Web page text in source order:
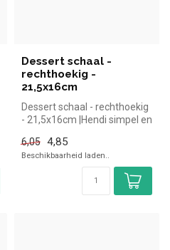
Dessert schaal -
rechthoekig -
21,5x16cm
Dessert schaal - rechthoekig
- 21,5x16cm |Hendi simpel en
6,05 4,85
Beschikbaarheid laden..